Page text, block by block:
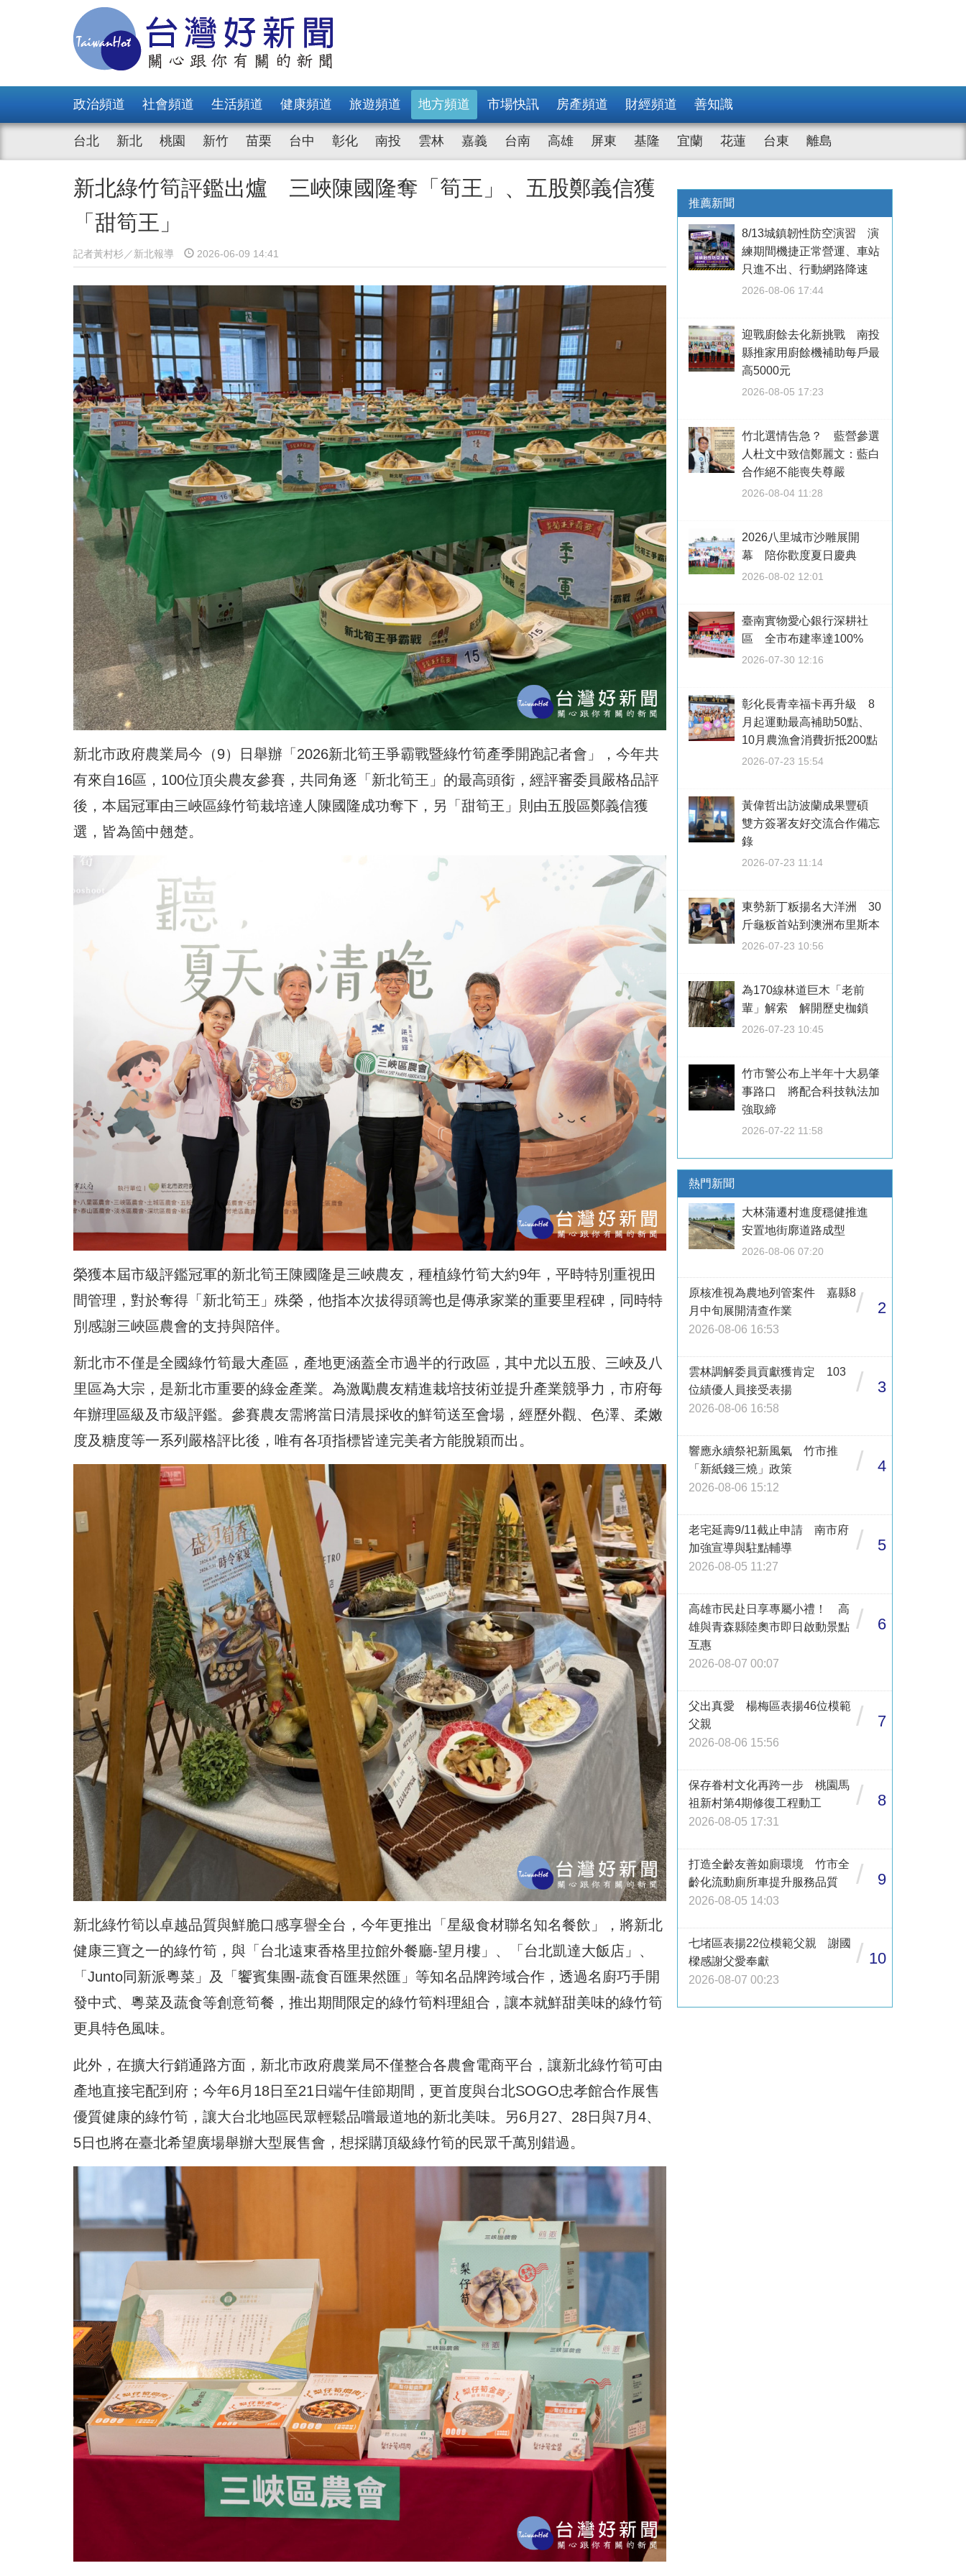
政治頻道 社會頻道 生活頻道 健康頻道 旅遊頻道 地方頻道 市場快訊 房產頻道 財經頻道 善知識
台北 新北 桃園 新竹 苗栗 台中 彰化 南投 雲林 嘉義 台南 高雄 屏東 基隆 宜蘭 花蓮 台東 離島
新北綠竹筍評鑑出爐 三峽陳國隆奪「筍王」、五股鄭義信獲
「甜筍王」
記者黃村杉／新北報導 2026-06-09 14:41
新北市政府農業局今（9）日舉辦「2026新北筍王爭霸戰暨綠竹筍產季開跑記者會」，今年共
有來自16區，100位頂尖農友參賽，共同角逐「新北筍王」的最高頭銜，經評審委員嚴格品評
後，本屆冠軍由三峽區綠竹筍栽培達人陳國隆成功奪下，另「甜筍王」則由五股區鄭義信獲
選，皆為箇中翹楚。
榮獲本屆市級評鑑冠軍的新北筍王陳國隆是三峽農友，種植綠竹筍大約9年，平時特別重視田
間管理，對於奪得「新北筍王」殊榮，他指本次拔得頭籌也是傳承家業的重要里程碑，同時特
別感謝三峽區農會的支持與陪伴。
新北市不僅是全國綠竹筍最大產區，產地更涵蓋全市過半的行政區，其中尤以五股、三峽及八
里區為大宗，是新北市重要的綠金產業。為激勵農友精進栽培技術並提升產業競爭力，市府每
年辦理區級及市級評鑑。參賽農友需將當日清晨採收的鮮筍送至會場，經歷外觀、色澤、柔嫩
度及糖度等一系列嚴格評比後，唯有各項指標皆達完美者方能脫穎而出。
新北綠竹筍以卓越品質與鮮脆口感享譽全台，今年更推出「星級食材聯名知名餐飲」，將新北
健康三寶之一的綠竹筍，與「台北遠東香格里拉館外餐廳-望月樓」、「台北凱達大飯店」、
「Junto同新派粵菜」及「饗賓集團-蔬食百匯果然匯」等知名品牌跨域合作，透過名廚巧手開
發中式、粵菜及蔬食等創意筍餐，推出期間限定的綠竹筍料理組合，讓本就鮮甜美味的綠竹筍
更具特色風味。
此外，在擴大行銷通路方面，新北市政府農業局不僅整合各農會電商平台，讓新北綠竹筍可由
產地直接宅配到府；今年6月18日至21日端午佳節期間，更首度與台北SOGO忠孝館合作展售
優質健康的綠竹筍，讓大台北地區民眾輕鬆品嚐最道地的新北美味。另6月27、28日與7月4、
5日也將在臺北希望廣場舉辦大型展售會，想採購頂級綠竹筍的民眾千萬別錯過。
推薦新聞
8/13城鎮韌性防空演習 演
練期間機捷正常營運、車站
只進不出、行動網路降速
2026-08-06 17:44
迎戰廚餘去化新挑戰 南投
縣推家用廚餘機補助每戶最
高5000元
2026-08-05 17:23
竹北選情告急？ 藍營參選
人杜文中致信鄭麗文：藍白
合作絕不能喪失尊嚴
2026-08-04 11:28
2026八里城市沙雕展開
幕 陪你歡度夏日慶典
2026-08-02 12:01
臺南實物愛心銀行深耕社
區 全市布建率達100%
2026-07-30 12:16
彰化長青幸福卡再升級 8
月起運動最高補助50點、
10月農漁會消費折抵200點
2026-07-23 15:54
黃偉哲出訪波蘭成果豐碩
雙方簽署友好交流合作備忘
錄
2026-07-23 11:14
東勢新丁粄揚名大洋洲 30
斤龜粄首站到澳洲布里斯本
2026-07-23 10:56
為170線林道巨木「老前
輩」解索 解開歷史枷鎖
2026-07-23 10:45
竹市警公布上半年十大易肇
事路口 將配合科技執法加
強取締
2026-07-22 11:58
熱門新聞
大林蒲遷村進度穩健推進
安置地街廓道路成型
2026-08-06 07:20
原核准視為農地列管案件 嘉縣8
月中旬展開清查作業
2026-08-06 16:53
/ 2
雲林調解委員貢獻獲肯定 103
位績優人員接受表揚
2026-08-06 16:58
/ 3
響應永續祭祀新風氣 竹市推
「新紙錢三燒」政策
2026-08-06 15:12
/ 4
老宅延壽9/11截止申請 南市府
加強宣導與駐點輔導
2026-08-05 11:27
/ 5
高雄市民赴日享專屬小禮！ 高
雄與青森縣陸奧市即日啟動景點
互惠
2026-08-07 00:07
/ 6
父出真愛 楊梅區表揚46位模範
父親
2026-08-06 15:56
/ 7
保存眷村文化再跨一步 桃園馬
祖新村第4期修復工程動工
2026-08-05 17:31
/ 8
打造全齡友善如廁環境 竹市全
齡化流動廁所車提升服務品質
2026-08-05 14:03
/ 9
七堵區表揚22位模範父親 謝國
樑感謝父愛奉獻
2026-08-07 00:23
/ 10